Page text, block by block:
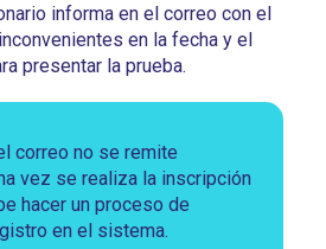
informa en el correo con el
en la fecha y el
presentar la prueba.
correo no se remite
vez se realiza la inscripción
hacer un proceso de
en el sistema.